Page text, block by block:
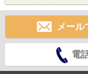
メール
電